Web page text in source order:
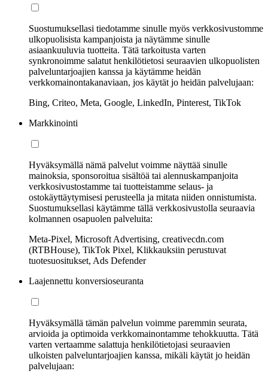
Suostumuksellasi tiedotamme sinulle myös verkkosivustomme
ulkopuolisista kampanjoista ja näytämme sinulle
asiaankuuluvia tuotteita. Tätä tarkoitusta varten
synkronoimme salatut henkilötietosi seuraavien ulkopuolisten
palveluntarjoajien kanssa ja käytämme heidän
verkkomainontakanaviaan, jos käytät jo heidän palvelujaan:
Bing, Criteo, Meta, Google, LinkedIn, Pinterest, TikTok
Markkinointi
Hyväksymällä nämä palvelut voimme näyttää sinulle
mainoksia, sponsoroitua sisältöä tai alennuskampanjoita
verkkosivustostamme tai tuotteistamme selaus- ja
ostokäyttäytymisesi perusteella ja mitata niiden onnistumista.
Suostumuksellasi käytämme tällä verkkosivustolla seuraavia
kolmannen osapuolen palveluita:
Meta-Pixel, Microsoft Advertising, creativecdn.com
(RTBHouse), TikTok Pixel, Klikkauksiin perustuvat
tuotesuositukset, Ads Defender
Laajennettu konversioseuranta
Hyväksymällä tämän palvelun voimme paremmin seurata,
arvioida ja optimoida verkkomainontamme tehokkuutta. Tätä
varten vertaamme salattuja henkilötietojasi seuraavien
ulkoisten palveluntarjoajien kanssa, mikäli käytät jo heidän
palvelujaan: